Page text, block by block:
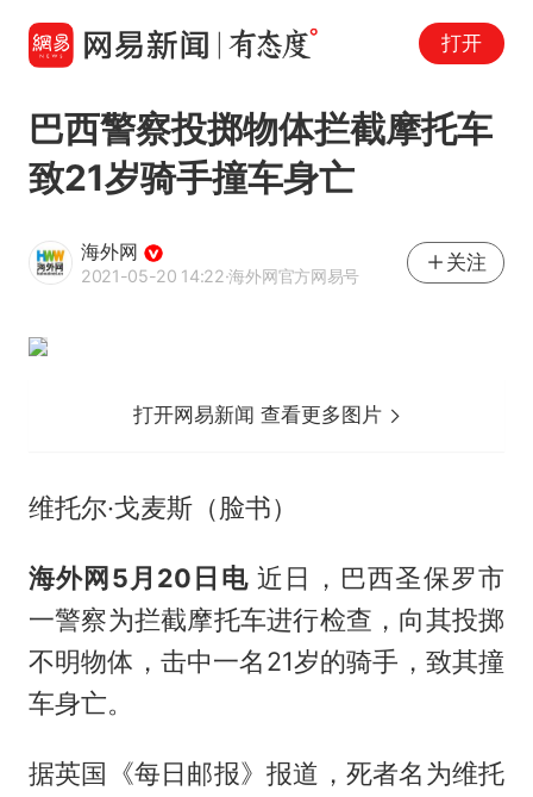
打开
巴西警察投掷物体拦截摩托车
致21岁骑手撞车身亡
海外网
2021-05-20 14:22·海外网官方网易号
关注
打开网易新闻 查看更多图片
维托尔·戈麦斯（脸书）
海外网5月20日电近日，巴西圣保罗市
一警察为拦截摩托车进行检查，向其投掷
不明物体，击中一名21岁的骑手，致其撞
车身亡。
据英国《每日邮报》报道，死者名为维托